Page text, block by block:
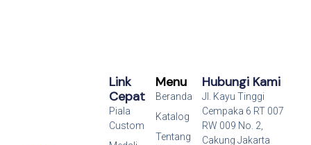
Menu
Beranda
Katalog
Tentang
Link
Cepat
Piala
Custom
Hubungi Kami
Jl. Kayu Tinggi
Cempaka 6 RT 007
RW 009 No. 2,
Cakung Jakarta